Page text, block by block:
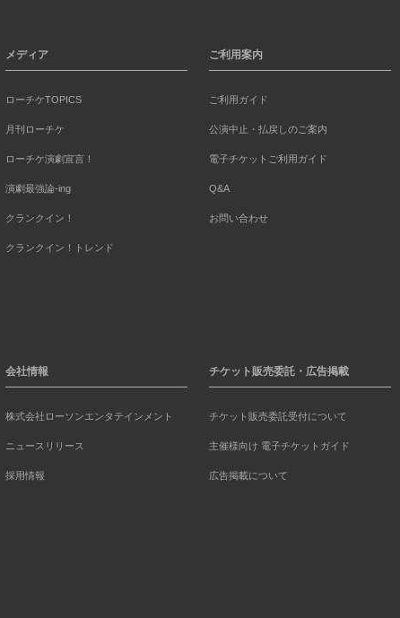
メディア
ローチケTOPICS
月刊ローチケ
ローチケ演劇宣言！
演劇最強論-ing
クランクイン！
クランクイン！トレンド
ご利用案内
ご利用ガイド
公演中止・払戻しのご案内
電子チケットご利用ガイド
Q&A
お問い合わせ
会社情報
株式会社ローソンエンタテインメント
ニュースリリース
採用情報
チケット販売委託・広告掲載
チケット販売委託受付について
主催様向け 電子チケットガイド
広告掲載について